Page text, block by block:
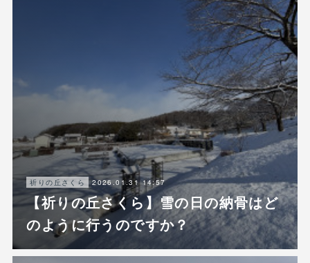
祈りの丘さくら 2026.01.31 14:57
【祈りの丘さくら】雪の日の納骨はど
のように行うのですか？